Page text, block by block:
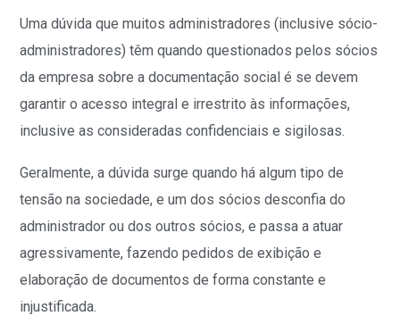
Uma dúvida que muitos administradores (inclusive sócio-
administradores) têm quando questionados pelos sócios
da empresa sobre a documentação social é se devem
garantir o acesso integral e irrestrito às informações,
inclusive as consideradas confidenciais e sigilosas.
Geralmente, a dúvida surge quando há algum tipo de
tensão na sociedade, e um dos sócios desconfia do
administrador ou dos outros sócios, e passa a atuar
agressivamente, fazendo pedidos de exibição e
elaboração de documentos de forma constante e
injustificada.